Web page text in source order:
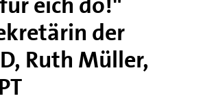
der
Ruth Müller,